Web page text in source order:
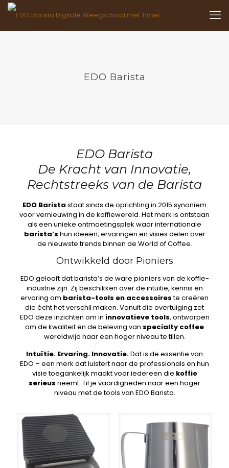
EDO Barista
EDO Barista
De Kracht van Innovatie,
Rechtstreeks van de Barista
EDO Barista staat sinds de oprichting in 2015 synoniem
voor vernieuwing in de koffiewereld. Het merk is ontstaan
als een unieke ontmoetingsplek waar internationale
barista’s hun ideeën, ervaringen en visies delen over
de nieuwste trends binnen de World of Coffee.
Ontwikkeld door Pioniers
EDO gelooft dat barista’s de ware pioniers van de koffie-
industrie zijn. Zij beschikken over de intuïtie, kennis en
ervaring om barista-tools en accessoireste creëren
die écht het verschil maken. Vanuit die overtuiging zet
EDO deze inzichten om in innovatieve tools, ontworpen
om de kwaliteit en de beleving van specialty coffee
wereldwijd naar een hoger niveau te tillen.
Intuïtie. Ervaring. Innovatie.Dat is de essentie van
EDO – een merk dat luistert naar de professionals en hun
visie toegankelijk maakt voor iedereen die koffie
serieus neemt. Til je vaardigheden naar een hoger
niveau met de tools van EDO Barista.